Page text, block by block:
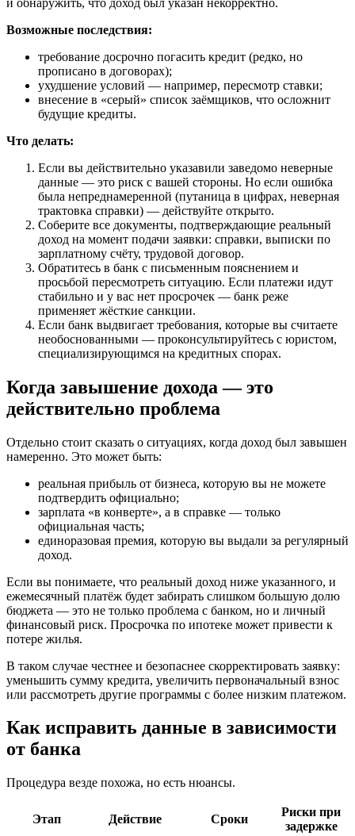
Возможные последствия:
требование досрочно погасить кредит (редко, но
прописано в договорах);
ухудшение условий — например, пересмотр ставки;
внесение в «серый» список заёмщиков, что осложнит
будущие кредиты.
Что делать:
Если вы действительно указавили заведомо неверные
данные — это риск с вашей стороны. Но если ошибка
была непреднамеренной (путаница в цифрах, неверная
трактовка справки) — действуйте открыто.
Соберите все документы, подтверждающие реальный
доход на момент подачи заявки: справки, выписки по
зарплатному счёту, трудовой договор.
Обратитесь в банк с письменным пояснением и
просьбой пересмотреть ситуацию. Если платежи идут
стабильно и у вас нет просрочек — банк реже
применяет жёсткие санкции.
Если банк выдвигает требования, которые вы считаете
необоснованными — проконсультируйтесь с юристом,
специализирующимся на кредитных спорах.
Когда завышение дохода — это
действительно проблема
Отдельно стоит сказать о ситуациях, когда доход был завышен
намеренно. Это может быть:
реальная прибыль от бизнеса, которую вы не можете
подтвердить официально;
зарплата «в конверте», а в справке — только
официальная часть;
единоразовая премия, которую вы выдали за регулярный
доход.
Если вы понимаете, что реальный доход ниже указанного, и
ежемесячный платёж будет забирать слишком большую долю
бюджета — это не только проблема с банком, но и личный
финансовый риск. Просрочка по ипотеке может привести к
потере жилья.
В таком случае честнее и безопаснее скорректировать заявку:
уменьшить сумму кредита, увеличить первоначальный взнос
или рассмотреть другие программы с более низким платежом.
Как исправить данные в зависимости
от банка
Процедура везде похожа, но есть нюансы.
Этап Действие Сроки
Риски при
задержке